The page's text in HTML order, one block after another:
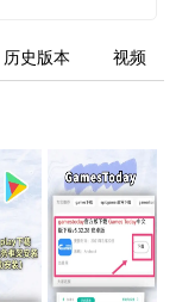
历史版本 视频